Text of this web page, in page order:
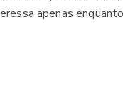
apenas